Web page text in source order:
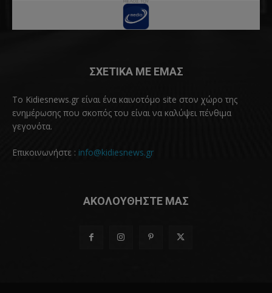
ΣΧΕΤΙΚΑ ΜΕ ΕΜΑΣ
Το Kidiesnews.gr είναι ένα καινοτόμο site στον χώρο της
ενημέρωσης που σκοπός του είναι να καλύψει πένθιμα
γεγονότα.
Επικοινωνήστε : info@kidiesnews.gr
ΑΚΟΛΟΥΘΗΣΤΕ ΜΑΣ